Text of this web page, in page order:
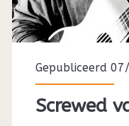
Gepubliceerd
Screwed